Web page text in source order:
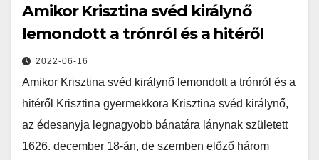
Amikor Krisztina svéd királynő
lemondott a trónról és a hitéről
2022-06-16
Amikor Krisztina svéd királynő lemondott a trónról és a
hitéről Krisztina gyermekkora Krisztina svéd királynő,
az édesanyja legnagyobb bánatára lánynak született
1626. december 18-án, de szemben előző három